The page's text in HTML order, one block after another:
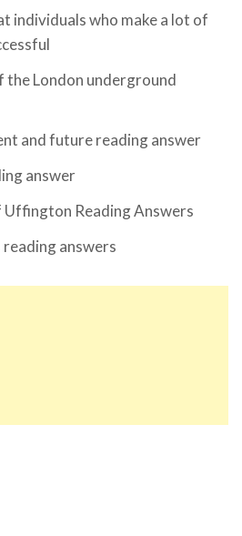
individuals who make a lot of
the London underground
and future reading answer
answer
Reading Answers
answers